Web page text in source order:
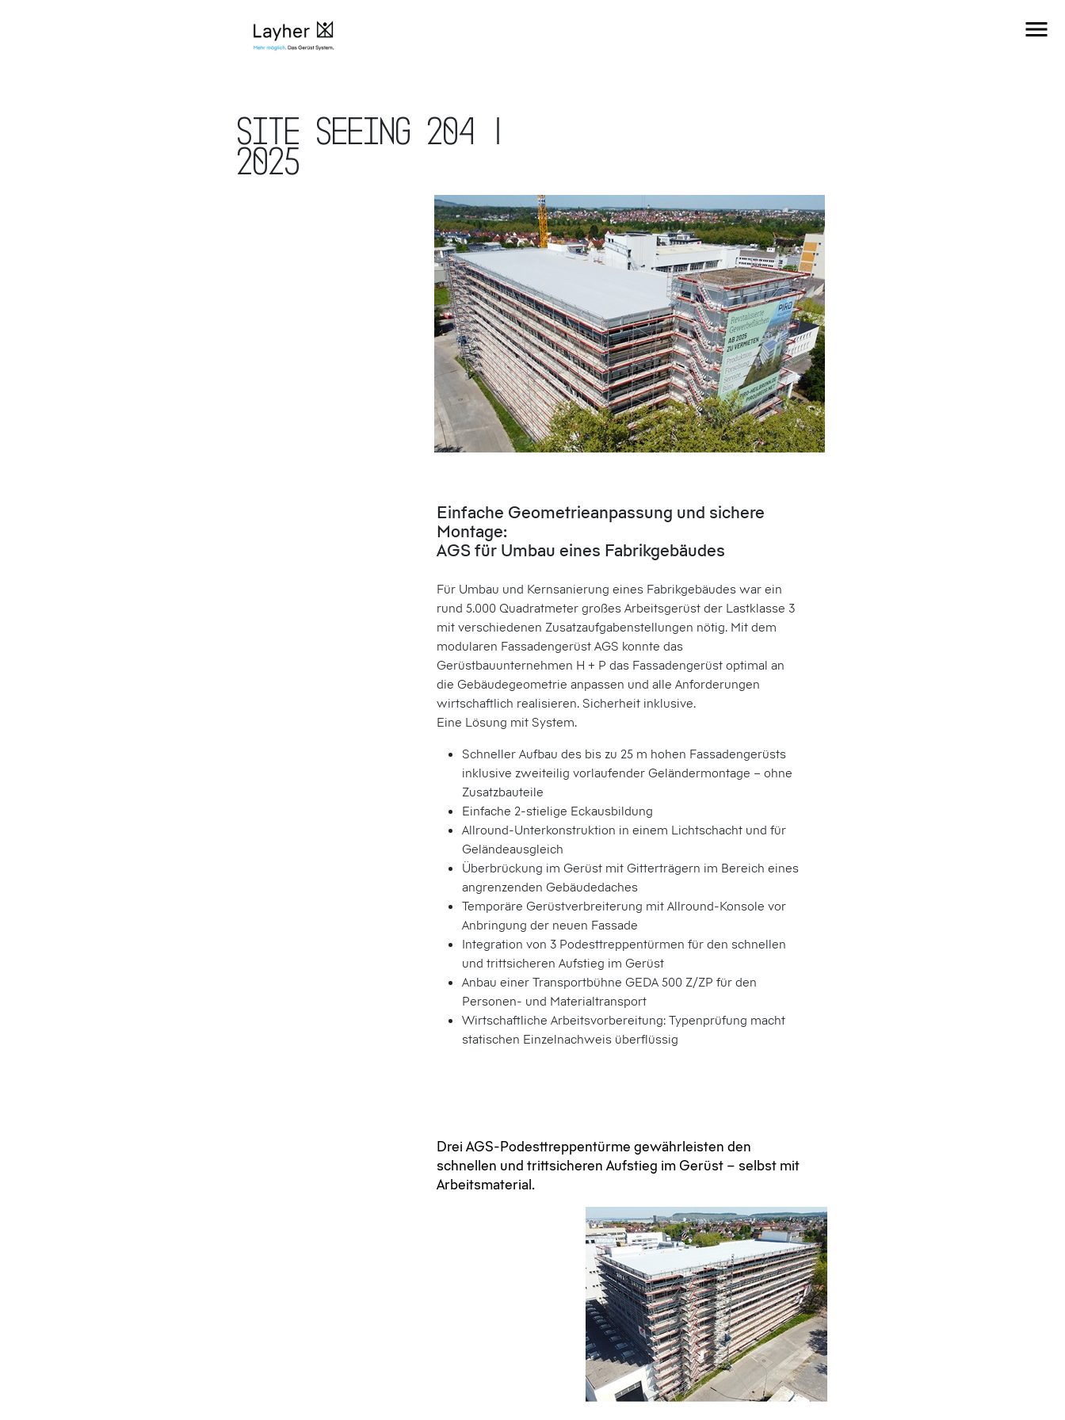
Site Seeing 204 |
2025
Einfache Geometrieanpassung und sichere
Montage:
AGS für Umbau eines Fabrikgebäudes
Für Umbau und Kernsanierung eines Fabrikgebäudes war ein
rund 5.000 Quadratmeter großes Arbeitsgerüst der Lastklasse 3
mit verschiedenen Zusatzaufgabenstellungen nötig. Mit dem
modularen Fassadengerüst AGS konnte das
Gerüstbauunternehmen H + P das Fassadengerüst optimal an
die Gebäudegeometrie anpassen und alle Anforderungen
wirtschaftlich realisieren. Sicherheit inklusive.
Eine Lösung mit System.
Schneller Aufbau des bis zu 25 m hohen Fassadengerüsts
inklusive zweiteilig vorlaufender Geländermontage – ohne
Zusatzbauteile
Einfache 2-stielige Eckausbildung
Allround-Unterkonstruktion in einem Lichtschacht und für
Geländeausgleich
Überbrückung im Gerüst mit Gitterträgern im Bereich eines
angrenzenden Gebäudedaches
Temporäre Gerüstverbreiterung mit Allround-Konsole vor
Anbringung der neuen Fassade
Integration von 3 Podesttreppentürmen für den schnellen
und trittsicheren Aufstieg im Gerüst
Anbau einer Transportbühne GEDA 500 Z/ZP für den
Personen- und Materialtransport
Wirtschaftliche Arbeitsvorbereitung: Typenprüfung macht
statischen Einzelnachweis überflüssig
Drei AGS-Podesttreppentürme gewährleisten den
schnellen und trittsicheren Aufstieg im Gerüst – selbst mit
Arbeitsmaterial.